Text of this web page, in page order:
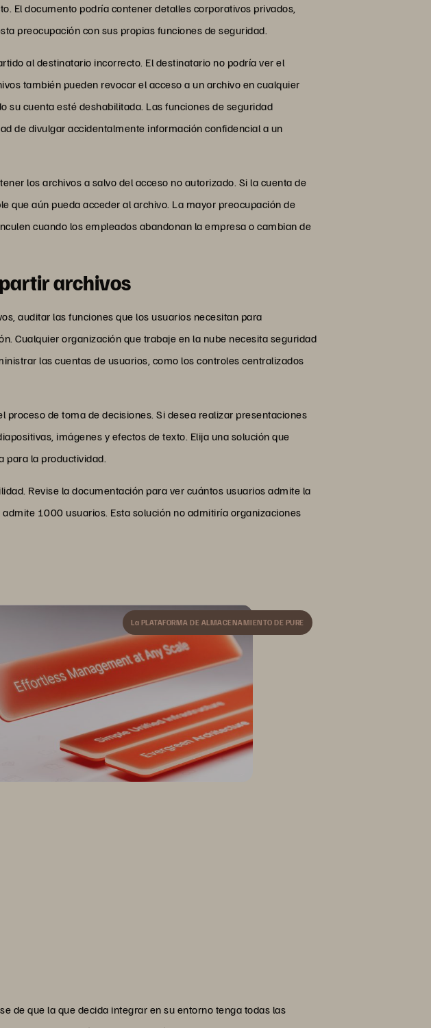
El documento podría contener detalles corporativos privados,
preocupación con sus propias funciones de seguridad.
al destinatario incorrecto. El destinatario no podría ver el
también pueden revocar el acceso a un archivo en cualquier
su cuenta esté deshabilitada. Las funciones de seguridad
de divulgar accidentalmente información confidencial a un
los archivos a salvo del acceso no autorizado. Si la cuenta de
que aún pueda acceder al archivo. La mayor preocupación de
cuando los empleados abandonan la empresa o cambian de
archivos
auditar las funciones que los usuarios necesitan para
Cualquier organización que trabaje en la nube necesita seguridad
las cuentas de usuarios, como los controles centralizados
de toma de decisiones. Si desea realizar presentaciones
imágenes y efectos de texto. Elija una solución que
para la productividad.
Revise la documentación para ver cuántos usuarios admite la
1000 usuarios. Esta solución no admitiría organizaciones
La PLATAFORMA DE ALMACENAMIENTO DE PURE
de que la que decida integrar en su entorno tenga todas las